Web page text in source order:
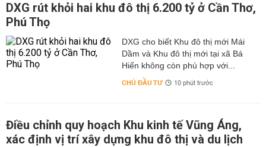
DXG rút khỏi hai khu đô thị 6.200 tỷ ở Cần Thơ,
Phú Thọ
DXG cho biết Khu đô thị mới Mái
Dầm và Khu đô thị mới tại xã Bá
Hiến không còn phù hợp với...
CHỦ ĐẦU TƯ 10 phút trước
Điều chỉnh quy hoạch Khu kinh tế Vũng Áng,
xác định vị trí xây dựng khu đô thị và du lịch